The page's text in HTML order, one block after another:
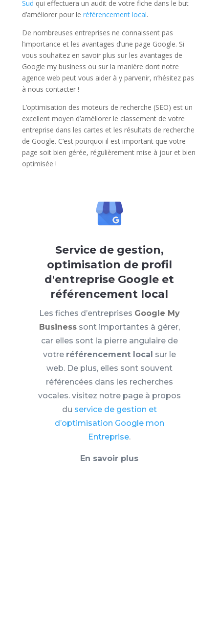
Sud qui effectuera un audit de votre fiche dans le but
d’améliorer pour le référencement local.
De nombreuses entreprises ne connaissent pas
l’importance et les avantages d’une page Google. Si
vous souhaitez en savoir plus sur les avantages de
Google my business ou sur la manière dont notre
agence web peut vous aider à y parvenir, n’hésitez pas
à nous contacter !
L’optimisation des moteurs de recherche (SEO) est un
excellent moyen d’améliorer le classement de votre
entreprise dans les cartes et les résultats de recherche
de Google. C’est pourquoi il est important que votre
page soit bien gérée, régulièrement mise à jour et bien
optimisée !
Service de gestion,
optimisation de profil
d'entreprise Google et
référencement local
Les fiches d’entreprises Google My
Businesssont importantes à gérer,
car elles sont la pierre angulaire de
votre référencement local sur le
web. De plus, elles sont souvent
référencées dans les recherches
vocales. visitez notre page à propos
du service de gestion et
d’optimisation Google mon
Entreprise.
En savoir plus